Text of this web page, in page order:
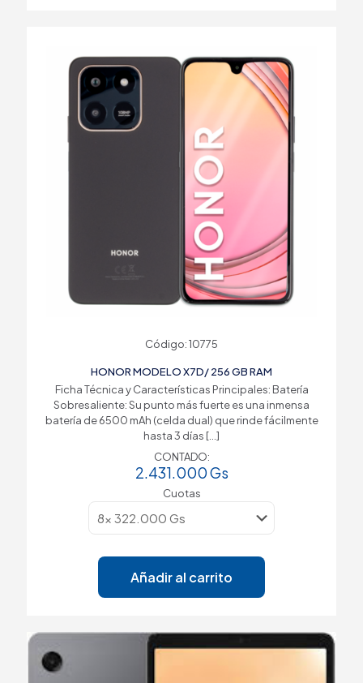
Código: 10775
HONOR MODELO X7D/ 256 GB RAM
Ficha Técnica y Características Principales: Batería
Sobresaliente: Su punto más fuerte es una inmensa
batería de 6500 mAh (celda dual) que rinde fácilmente
hasta 3 días […]
CONTADO:
2.431.000Gs
Cuotas
Añadir al carrito